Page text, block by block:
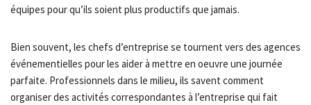
équipes pour qu’ils soient plus productifs que jamais.
Bien souvent, les chefs d’entreprise se tournent vers des agences
événementielles pour les aider à mettre en oeuvre une journée
parfaite. Professionnels dans le milieu, ils savent comment
organiser des activités correspondantes à l’entreprise qui fait